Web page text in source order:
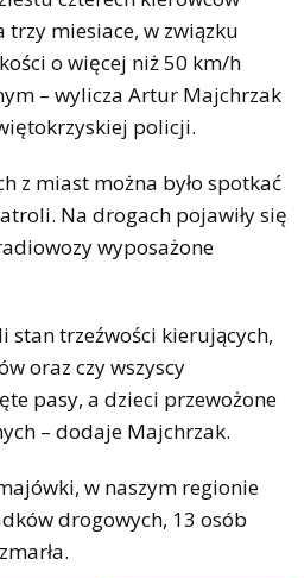
miesiace, w związku
o więcej niż 50 km/h
– wylicza Artur Majchrzak
policji.
z miast można było spotkać
Na drogach pojawiły się
wyposażone
stan trzeźwości kierujących,
oraz czy wszyscy
pasy, a dzieci przewożone
– dodaje Majchrzak.
w naszym regionie
drogowych, 13 osób